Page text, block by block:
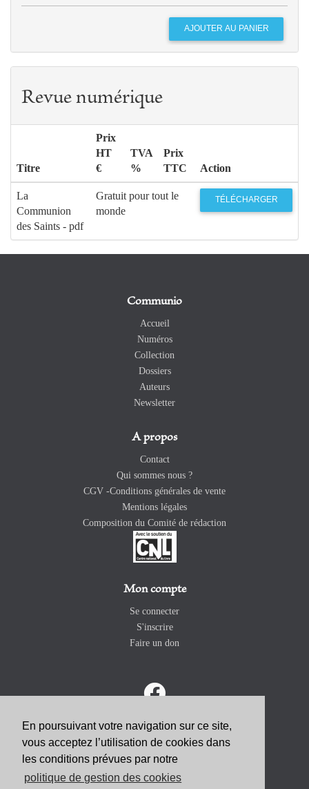
En poursuivant votre navigation sur ce site,
vous acceptez l’utilisation de cookies dans
les conditions prévues par notre
politique de gestion des cookies
Revue numérique
Titre
Prix
HT
€
TVA
%
Prix
TTC
Action
La
Communion
des Saints - pdf
Gratuit pour tout le
monde
TÉLÉCHARGER
Communio
Accueil
Numéros
Collection
Dossiers
Auteurs
Newsletter
A propos
Contact
Qui sommes nous ?
CGV -Conditions générales de vente
Mentions légales
Composition du Comité de rédaction
Mon compte
Se connecter
S'inscrire
Faire un don
ABONNEZ-VOUS